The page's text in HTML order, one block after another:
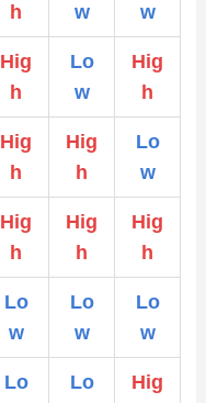
h
w
w
Hig
h
Lo
w
Hig
h
Hig
h
Hig
h
Lo
w
Hig
h
Hig
h
Hig
h
Lo
w
Lo
w
Lo
w
Lo
Lo
Hig